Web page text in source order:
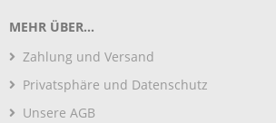
MEHR ÜBER...
Zahlung und Versand
Privatsphäre und Datenschutz
Unsere AGB